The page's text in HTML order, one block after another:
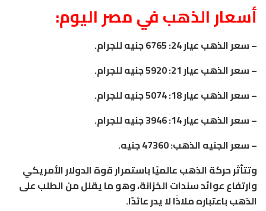
أسعار الذهب في مصر اليوم:
– سعر الذهب عيار 24: 6765 جنيه للجرام.
– سعر الذهب عيار 21: 5920 جنيه للجرام.
– سعر الذهب عيار 18: 5074 جنيه للجرام.
– سعر الذهب عيار 14: 3946 جنيه للجرام.
– سعر الجنيه الذهب: 47360 جنيه.
وتتأثر حركة الذهب عالميًا باستمرار قوة الدولار الأمريكي
وارتفاع عوائد سندات الخزانة، وهو ما يقلل من الطلب على
الذهب باعتباره ملاذًا لا يدر عائدًا.